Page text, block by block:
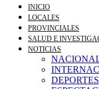
INICIO
LOCALES
PROVINCIALES
SALUD E
NOTICIAS
DEPORTES